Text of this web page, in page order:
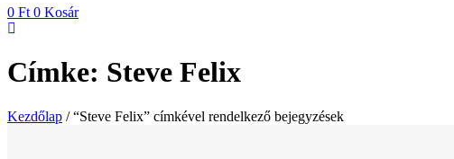
0 Ft 0 Kosár
Címke: Steve Felix
Kezdőlap / “Steve Felix” címkével rendelkező bejegyzések